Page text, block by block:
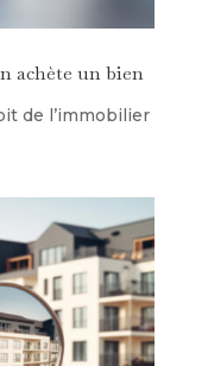
achète un bien
de l’immobilier